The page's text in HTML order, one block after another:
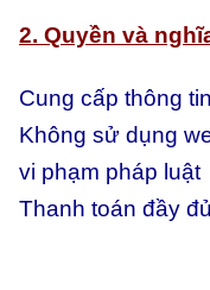
2. Quyền và
Cung cấp thông
Không sử dụng
vi phạm pháp luật
Thanh toán đầy